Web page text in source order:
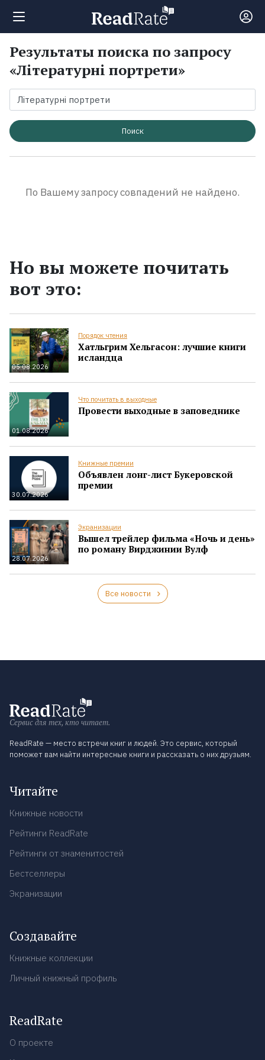
Поиск
Новости
Рейтинги
Результаты поиска по запросу
«Літературні портрети»
Поиск
По Вашему запросу совпадений не найдено.
Но вы можете почитать
вот это:
05.08.2026
Порядок чтения
Хатльгрим Хельгасон: лучшие книги
исландца
01.08.2026
Что почитать в выходные
Провести выходные в заповеднике
30.07.2026
Книжные премии
Объявлен лонг-лист Букеровской
премии
28.07.2026
Экранизации
Вышел трейлер фильма «Ночь и день»
по роману Вирджинии Вулф
Все новости
Сервис для тех, кто читает.
ReadRate — место встречи книг и людей. Это сервис, который
поможет вам найти интересные книги и рассказать о них друзьям.
Читайте
Книжные новости
Рейтинги ReadRate
Рейтинги от знаменитостей
Бестселлеры
Экранизации
Создавайте
Книжные коллекции
Личный книжный профиль
ReadRate
О проекте